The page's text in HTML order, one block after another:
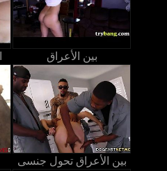
بين الأعراق
بين الأعراق تحول جنسى